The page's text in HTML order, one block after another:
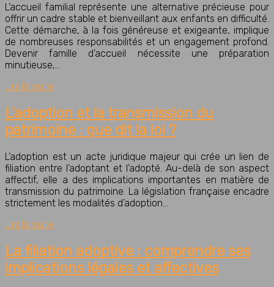
L’accueil familial représente une alternative précieuse pour
offrir un cadre stable et bienveillant aux enfants en difficulté.
Cette démarche, à la fois généreuse et exigeante, implique
de nombreuses responsabilités et un engagement profond.
Devenir famille d’accueil nécessite une préparation
minutieuse,…
Lire la suite
L’adoption et la transmission du
patrimoine : que dit la loi ?
L’adoption est un acte juridique majeur qui crée un lien de
filiation entre l’adoptant et l’adopté. Au-delà de son aspect
affectif, elle a des implications importantes en matière de
transmission du patrimoine. La législation française encadre
strictement les modalités d’adoption…
Lire la suite
La filiation adoptive : comprendre ses
implications légales et affectives